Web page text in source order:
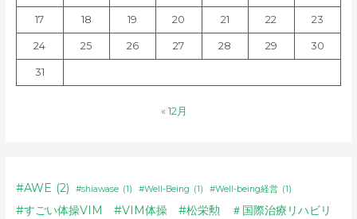
17 18 19 20 21 22 23
24 25 26 27 28 29 30
31
« 12月
#AWE (2) #shiawase (1) #Well-Being (1) #Well-being経営 (1)
#すごい体操VIM #VIM体操 #松栄勲 ＃国際治療リハビリ